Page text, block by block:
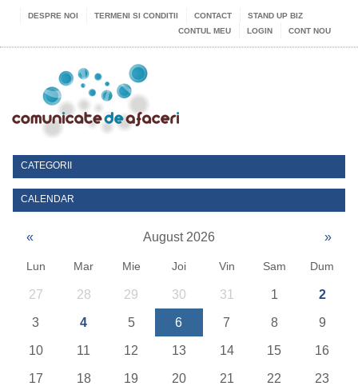
DESPRE NOI TERMENI SI CONDITII CONTACT
STAND UP BIZ
CONTUL MEU
LOGIN CONT NOU
CATEGORII
CALENDAR
« August 2026 »
Lun Mar Mie Joi Vin Sam Dum
27 28 29 30 31 1 2
3 4 5 6 7 8 9
10 11 12 13 14 15 16
17 18 19 20 21 22 23